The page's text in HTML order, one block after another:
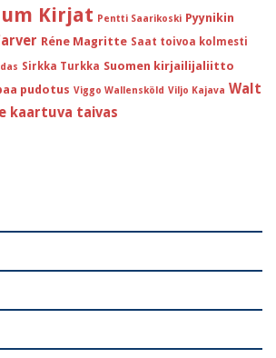
Kirjat Pentti Saarikoski Pyynikin
Réne Magritte Saat toivoa kolmesti
Sirkka Turkka Suomen kirjailijaliitto
pudotus Viggo Wallensköld Viljo Kajava Walt
kaartuva taivas